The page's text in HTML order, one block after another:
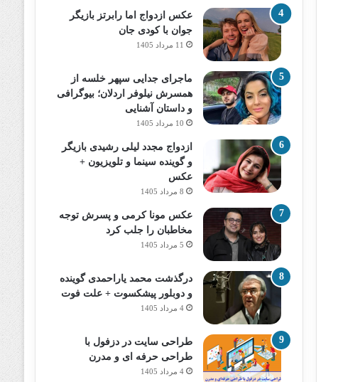
عکس ازدواج اما رابرتز بازیگر
جوان با کودی جان
11 مرداد 1405
ماجرای جدایی سپهر خلسه از
همسرش نیلوفر اردلان؛ بیوگرافی
و داستان آشنایی
10 مرداد 1405
ازدواج مجدد لیلی رشیدی بازیگر
و گوینده سینما و تلویزیون +
عکس
8 مرداد 1405
عکس مونا کرمی و پسرش توجه
مخاطبان را جلب کرد
5 مرداد 1405
درگذشت محمد یاراحمدی گوینده
و دوبلور پیشکسوت + علت فوت
4 مرداد 1405
طراحی سایت در دزفول با
طراحی حرفه‌ ای و مدرن
4 مرداد 1405